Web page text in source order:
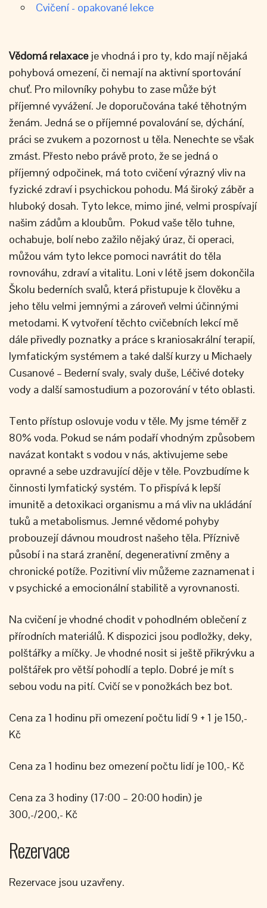
Cvičení - opakované lekce
Vědomá relaxaceje vhodná i pro ty, kdo mají nějaká
pohybová omezení, či nemají na aktivní sportování
chuť. Pro milovníky pohybu to zase může být
příjemné vyvážení. Je doporučována také těhotným
ženám. Jedná se o příjemné povalování se, dýchání,
práci se zvukem a pozornost u těla. Nenechte se však
zmást. Přesto nebo právě proto, že se jedná o
příjemný odpočinek, má toto cvičení výrazný vliv na
fyzické zdraví i psychickou pohodu. Má široký záběr a
hluboký dosah. Tyto lekce, mimo jiné, velmi prospívají
našim zádům a kloubům. Pokud vaše tělo tuhne,
ochabuje, bolí nebo zažilo nějaký úraz, či operaci,
můžou vám tyto lekce pomoci navrátit do těla
rovnováhu, zdraví a vitalitu. Loni v létě jsem dokončila
Školu bederních svalů, která přistupuje k člověku a
jeho tělu velmi jemnými a zároveň velmi účinnými
metodami. K vytvoření těchto cvičebních lekcí mě
dále přivedly poznatky a práce s kraniosakrální terapií,
lymfatickým systémem a také další kurzy u Michaely
Cusanové – Bederní svaly, svaly duše, Léčivé doteky
vody a další samostudium a pozorování v této oblasti.
Tento přístup oslovuje vodu v těle. My jsme téměř z
80% voda. Pokud se nám podaří vhodným způsobem
navázat kontakt s vodou v nás, aktivujeme sebe
opravné a sebe uzdravující děje v těle. Povzbudíme k
činnosti lymfatický systém. To přispívá k lepší
imunitě a detoxikaci organismu a má vliv na ukládání
tuků a metabolismus. Jemné vědomé pohyby
probouzejí dávnou moudrost našeho těla. Příznivě
působí i na stará zranění, degenerativní změny a
chronické potíže. Pozitivní vliv můžeme zaznamenat i
v psychické a emocionální stabilitě a vyrovnanosti.
Na cvičení je vhodné chodit v pohodlném oblečení z
přírodních materiálů. K dispozici jsou podložky, deky,
polštářky a míčky. Je vhodné nosit si ještě přikrývku a
polštářek pro větší pohodlí a teplo. Dobré je mít s
sebou vodu na pití. Cvičí se v ponožkách bez bot.
Cena za 1 hodinu při omezení počtu lidí 9 + 1 je 150,-
Kč
Cena za 1 hodinu bez omezení počtu lidí je 100,- Kč
Cena za 3 hodiny (17:00 – 20:00 hodin) je
300,-/200,- Kč
Rezervace
Rezervace jsou uzavřeny.